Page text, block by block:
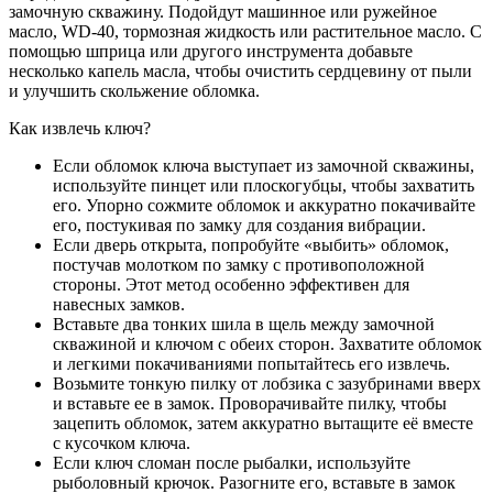
замочную скважину. Подойдут машинное или ружейное
масло, WD-40, тормозная жидкость или растительное масло. С
помощью шприца или другого инструмента добавьте
несколько капель масла, чтобы очистить сердцевину от пыли
и улучшить скольжение обломка.
Как извлечь ключ?
Если обломок ключа выступает из замочной скважины,
используйте пинцет или плоскогубцы, чтобы захватить
его. Упорно сожмите обломок и аккуратно покачивайте
его, постукивая по замку для создания вибрации.
Если дверь открыта, попробуйте «выбить» обломок,
постучав молотком по замку с противоположной
стороны. Этот метод особенно эффективен для
навесных замков.
Вставьте два тонких шила в щель между замочной
скважиной и ключом с обеих сторон. Захватите обломок
и легкими покачиваниями попытайтесь его извлечь.
Возьмите тонкую пилку от лобзика с зазубринами вверх
и вставьте ее в замок. Проворачивайте пилку, чтобы
зацепить обломок, затем аккуратно вытащите её вместе
с кусочком ключа.
Если ключ сломан после рыбалки, используйте
рыболовный крючок. Разогните его, вставьте в замок